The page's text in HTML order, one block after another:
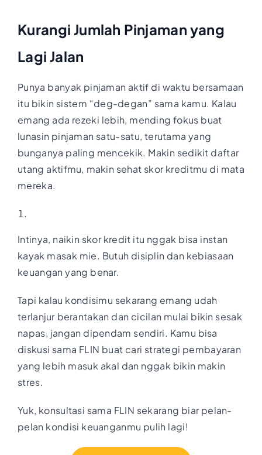
Kurangi Jumlah Pinjaman yang
Lagi Jalan
Punya banyak pinjaman aktif di waktu bersamaan
itu bikin sistem “deg-degan” sama kamu. Kalau
emang ada rezeki lebih, mending fokus buat
lunasin pinjaman satu-satu, terutama yang
bunganya paling mencekik. Makin sedikit daftar
utang aktifmu, makin sehat skor kreditmu di mata
mereka.
Intinya, naikin skor kredit itu nggak bisa instan
kayak masak mie. Butuh disiplin dan kebiasaan
keuangan yang benar.
Tapi kalau kondisimu sekarang emang udah
terlanjur berantakan dan cicilan mulai bikin sesak
napas, jangan dipendam sendiri. Kamu bisa
diskusi sama FLIN buat cari strategi pembayaran
yang lebih masuk akal dan nggak bikin makin
stres.
Yuk, konsultasi sama FLIN sekarang biar pelan-
pelan kondisi keuanganmu pulih lagi!